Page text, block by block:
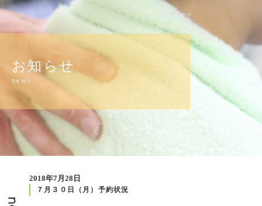
お知らせ
news
2018年7月28日
７月３０日（月）予約状況